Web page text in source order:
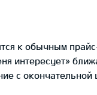
к обычным
интересует»
с